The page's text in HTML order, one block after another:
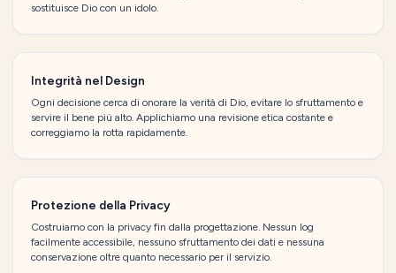
sostituisce Dio con un idolo.
Integrità nel Design
Ogni decisione cerca di onorare la verità di Dio, evitare lo sfruttamento e
servire il bene più alto. Applichiamo una revisione etica costante e
correggiamo la rotta rapidamente.
Protezione della Privacy
Costruiamo con la privacy fin dalla progettazione. Nessun log
facilmente accessibile, nessuno sfruttamento dei dati e nessuna
conservazione oltre quanto necessario per il servizio.